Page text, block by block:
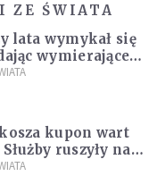
ZE ŚWIATA
lata wymykał się
wymierające
popełnił
kupon wart
ruszyły na